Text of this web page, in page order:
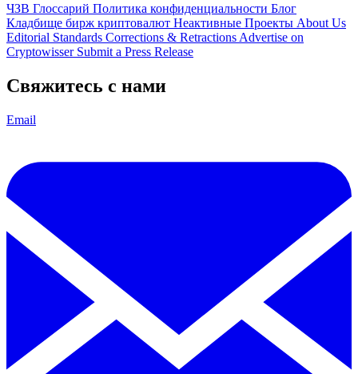
ЧЗВ Глоссарий Политика конфиденциальности Блог
Кладбище бирж криптовалют Неактивные Проекты About Us
Editorial Standards Corrections & Retractions Advertise on
Cryptowisser Submit a Press Release
Свяжитесь с нами
Email